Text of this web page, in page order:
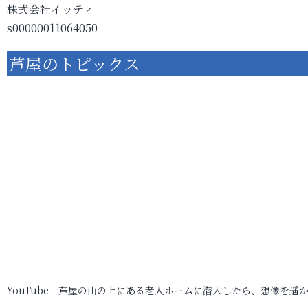
株式会社イッティ
s00000011064050
芦屋のトピックス
YouTube 芦屋の山の上にある老人ホームに潜入したら、想像を遥